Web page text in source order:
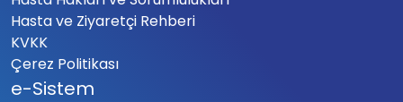
Hasta ve Ziyaretçi Rehberi
KVKK
Çerez Politikası
e-Sistem